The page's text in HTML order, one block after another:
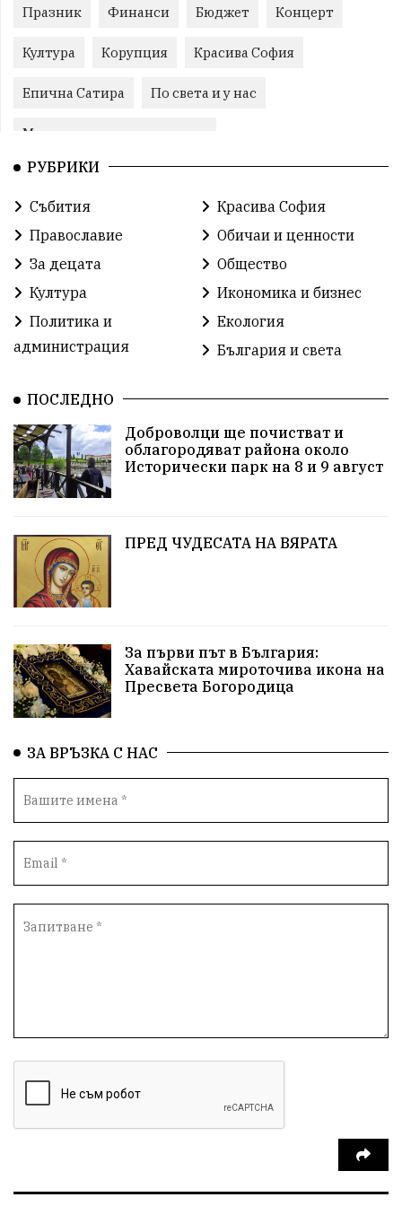
Празник Финанси Бюджет Концерт
Култура Корупция Красива София
Епична Сатира По света и у нас
Международни отношения
конституционен съд
българската общност Исторически парк
Доброволци Слатина
Икономика Красива България измама
Европа Актуално Туризъм Бизнес
абсурд Здравословно хранене
Коледа Чиста София
Софийски общински съвет
Общински съвет Величие Финландия
Образование Борисов Кольо Парамов
Автопоход Костинброд
Столичен общински съвет Маратон кауза
сбъдната мечта
Счетоводство Референдум Вот на недоверие
Дарение Политическа журналистика
Съпричастност Парламент Транспорт
РУБРИКИ
Събития
Красива София
Православие
Обичаи и ценности
За децата
Общество
Култура
Икономика и бизнес
Политика и
администрация
Екология
България и света
ПОСЛЕДНО
Доброволци ще почистват и
облагородяват района около
Исторически парк на 8 и 9 август
ПРЕД ЧУДЕСАТА НА ВЯРАТА
За първи път в България:
Хавайската мироточива икона на
Пресвета Богородица
ЗА ВРЪЗКА С НАС